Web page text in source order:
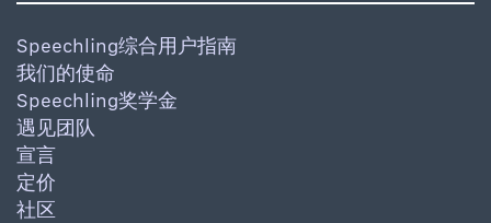
Speechling综合用户指南
我们的使命
Speechling奖学金
遇见团队
宣言
定价
社区